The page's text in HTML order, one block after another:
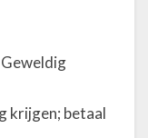
Geweldig
krijgen; betaal